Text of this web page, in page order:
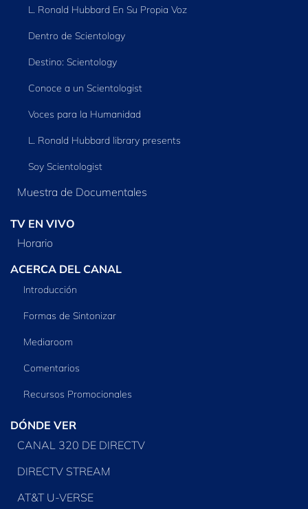
L. Ronald Hubbard En Su Propia Voz
Dentro de Scientology
Destino: Scientology
Conoce a un Scientologist
Voces para la Humanidad
L. Ronald Hubbard library presents
Soy Scientologist
Muestra de Documentales
TV EN VIVO
Horario
ACERCA DEL CANAL
Introducción
Formas de Sintonizar
Mediaroom
Comentarios
Recursos Promocionales
DÓNDE VER
CANAL 320 DE DIRECTV
DIRECTV STREAM
AT&T U-VERSE